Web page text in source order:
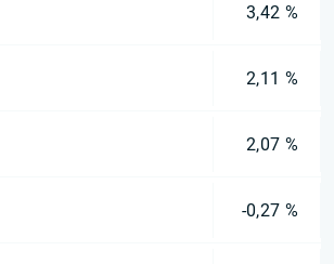
3,42 %
2,11 %
2,07 %
-0,27 %